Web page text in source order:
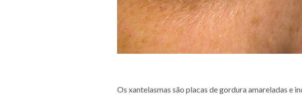
Os xantelasmas são placas de gordura amareladas e